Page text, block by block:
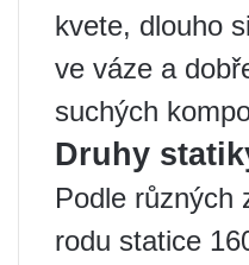
kvete, dlouho
ve váze a
suchých
Druhy
Podle různých
rodu statice